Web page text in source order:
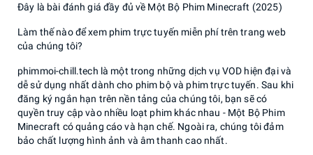
Đây là bài đánh giá đầy đủ về Một Bộ Phim Minecraft (2025)
Làm thế nào để xem phim trực tuyến miễn phí trên trang web
của chúng tôi?
phimmoi-chill.tech là một trong những dịch vụ VOD hiện đại và
dễ sử dụng nhất dành cho phim bộ và phim trực tuyến. Sau khi
đăng ký ngắn hạn trên nền tảng của chúng tôi, bạn sẽ có
quyền truy cập vào nhiều loạt phim khác nhau - Một Bộ Phim
Minecraft có quảng cáo và hạn chế. Ngoài ra, chúng tôi đảm
bảo chất lượng hình ảnh và âm thanh cao nhất.